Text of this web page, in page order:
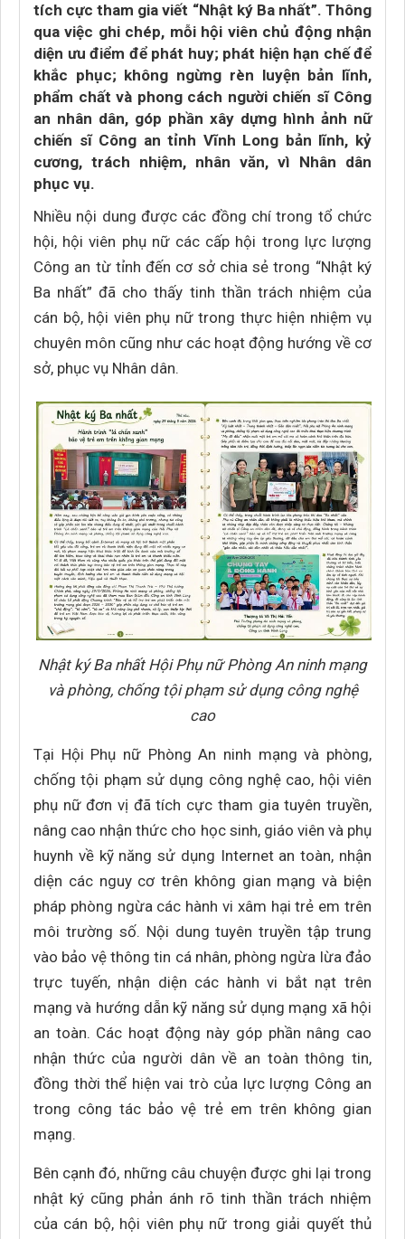
tích cực tham gia viết “Nhật ký Ba nhất”. Thông
qua việc ghi chép, mỗi hội viên chủ động nhận
diện ưu điểm để phát huy; phát hiện hạn chế để
khắc phục; không ngừng rèn luyện bản lĩnh,
phẩm chất và phong cách người chiến sĩ Công
an nhân dân, góp phần xây dựng hình ảnh nữ
chiến sĩ Công an tỉnh Vĩnh Long bản lĩnh, kỷ
cương, trách nhiệm, nhân văn, vì Nhân dân
phục vụ.
Nhiều nội dung được các đồng chí trong tổ chức
hội, hội viên phụ nữ các cấp hội trong lực lượng
Công an từ tỉnh đến cơ sở chia sẻ trong “Nhật ký
Ba nhất” đã cho thấy tinh thần trách nhiệm của
cán bộ, hội viên phụ nữ trong thực hiện nhiệm vụ
chuyên môn cũng như các hoạt động hướng về cơ
sở, phục vụ Nhân dân.
Nhật ký Ba nhất Hội Phụ nữ Phòng An ninh mạng
và phòng, chống tội phạm sử dụng công nghệ
cao
Tại Hội Phụ nữ Phòng An ninh mạng và phòng,
chống tội phạm sử dụng công nghệ cao, hội viên
phụ nữ đơn vị đã tích cực tham gia tuyên truyền,
nâng cao nhận thức cho học sinh, giáo viên và phụ
huynh về kỹ năng sử dụng Internet an toàn, nhận
diện các nguy cơ trên không gian mạng và biện
pháp phòng ngừa các hành vi xâm hại trẻ em trên
môi trường số. Nội dung tuyên truyền tập trung
vào bảo vệ thông tin cá nhân, phòng ngừa lừa đảo
trực tuyến, nhận diện các hành vi bắt nạt trên
mạng và hướng dẫn kỹ năng sử dụng mạng xã hội
an toàn. Các hoạt động này góp phần nâng cao
nhận thức của người dân về an toàn thông tin,
đồng thời thể hiện vai trò của lực lượng Công an
trong công tác bảo vệ trẻ em trên không gian
mạng.
Bên cạnh đó, những câu chuyện được ghi lại trong
nhật ký cũng phản ánh rõ tinh thần trách nhiệm
của cán bộ, hội viên phụ nữ trong giải quyết thủ